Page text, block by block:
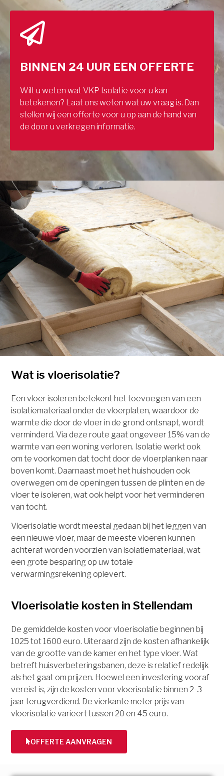
BINNEN 24 UUR EEN OFFERTE
Wilt u weten wat VKP Isolatie voor u kan
betekenen? Laat ons weten wat uw vraag is. Dan
stellen wij een offerte voor u op aan de hand van
de door u verkregen informatie.
Wat is vloerisolatie?
Een vloer isoleren betekent het toevoegen van een
isolatiemateriaal onder de vloerplaten, waardoor de
warmte die door de vloer in de grond ontsnapt, wordt
verminderd. Via deze route gaat ongeveer 15% van de
warmte van een woning verloren. Isolatie werkt ook
om te voorkomen dat tocht door de vloerplanken naar
boven komt. Daarnaast moet het huishouden ook
overwegen om de openingen tussen de plinten en de
vloer te isoleren, wat ook helpt voor het verminderen
van tocht.
Vloerisolatie wordt meestal gedaan bij het leggen van
een nieuwe vloer, maar de meeste vloeren kunnen
achteraf worden voorzien van isolatiemateriaal, wat
een grote besparing op uw totale
verwarmingsrekening oplevert.
Vloerisolatie kosten in Stellendam
De gemiddelde kosten voor vloerisolatie beginnen bij
1025 tot 1600 euro. Uiteraard zijn de kosten afhankelijk
van de grootte van de kamer en het type vloer. Wat
betreft huisverbeteringsbanen, deze is relatief redelijk
als het gaat om prijzen. Hoewel een investering vooraf
vereist is, zijn de kosten voor vloerisolatie binnen 2-3
jaar terugverdiend. De vierkante meter prijs van
vloerisolatie varieert tussen 20 en 45 euro.
OFFERTE AANVRAGEN